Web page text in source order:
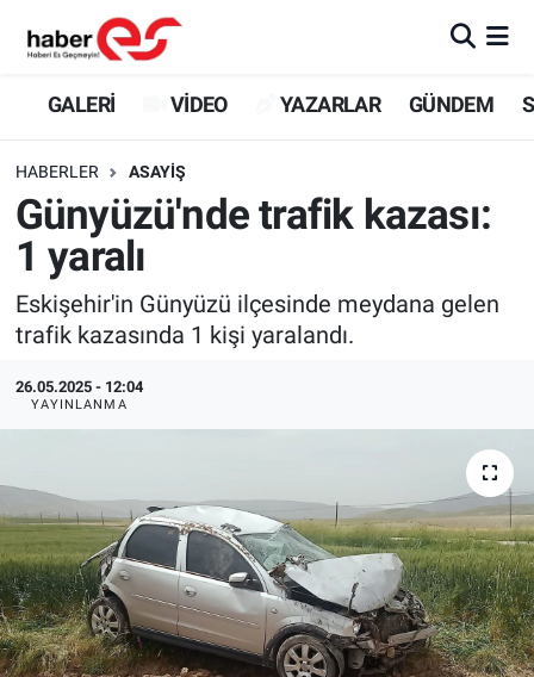
GALERİ VİDEO YAZARLAR GÜNDEM
HABERLER ASAYİŞ
Günyüzü'nde trafik kazası:
1 yaralı
Eskişehir'in Günyüzü ilçesinde meydana gelen
trafik kazasında 1 kişi yaralandı.
26.05.2025 - 12:04
YAYINLANMA
GALERİ
YAZARLAR
GÜNDEM
SİYASET
TEKNOLOJİ
SPOR
ASAYİŞ
Eskişehir Nöbetçi Eczaneler
Eskişehir Trafik Yoğunluk Haritası
Süper Lig Puan Durumu ve Fikstür
Tüm Manşetler
Son Dakika Haberleri